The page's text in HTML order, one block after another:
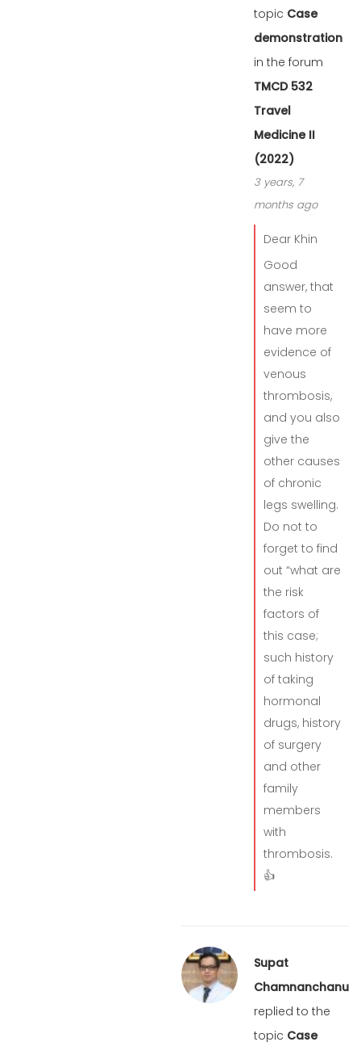
topic Case
demonstration
in the forum
TMCD 532
Travel
Medicine II
(2022)
3 years, 7
months ago
Dear Khin
Good
answer, that
seem to
have more
evidence of
venous
thrombosis,
and you also
give the
other causes
of chronic
legs swelling.
Do not to
forget to find
out “what are
the risk
factors of
this case;
such history
of taking
hormonal
drugs, history
of surgery
and other
family
members
with
thrombosis.
👍
Supat
Chamnanchanunt
replied to the
topic Case